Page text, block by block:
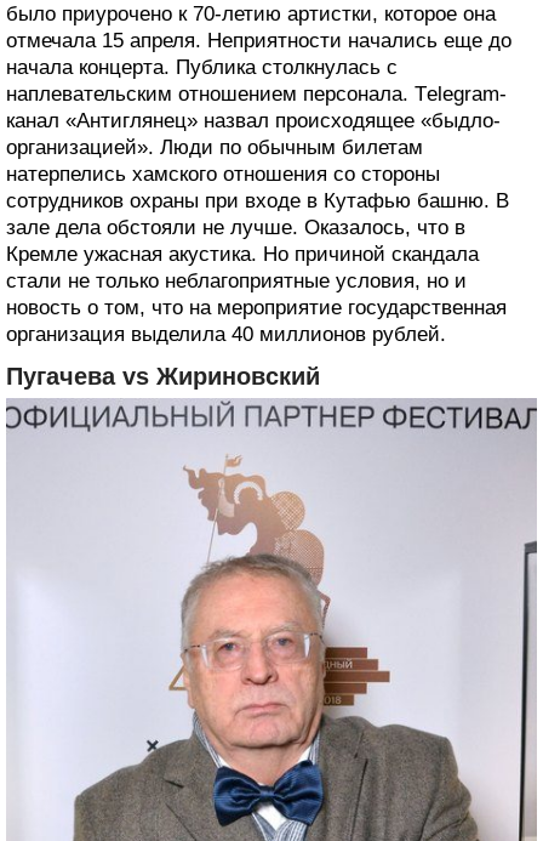
было приурочено к 70-летию артистки, которое она
отмечала 15 апреля. Неприятности начались еще до
начала концерта. Публика столкнулась с
наплевательским отношением персонала. Тelegram-
канал «Антиглянец» назвал происходящее «быдло-
организацией». Люди по обычным билетам
натерпелись хамского отношения со стороны
сотрудников охраны при входе в Кутафью башню. В
зале дела обстояли не лучше. Оказалось, что в
Кремле ужасная акустика. Но причиной скандала
стали не только неблагоприятные условия, но и
новость о том, что на мероприятие государственная
организация выделила 40 миллионов рублей.
Пугачева vs Жириновский